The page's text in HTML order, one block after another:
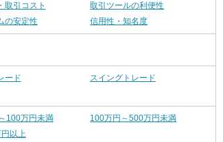
取引コスト
取引ツールの利便性
の安定性 信用性・知名度
ード
スイングトレード
100万円未満
100万円～500万円未満
以上